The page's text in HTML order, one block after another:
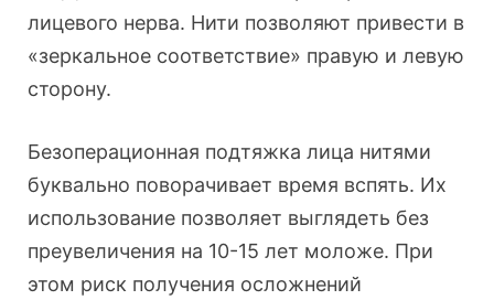
лицевого нерва. Нити позволяют привести в
«зеркальное соответствие» правую и левую
сторону.
Безоперационная подтяжка лица нитями
буквально поворачивает время вспять. Их
использование позволяет выглядеть без
преувеличения на 10-15 лет моложе. При
этом риск получения осложнений